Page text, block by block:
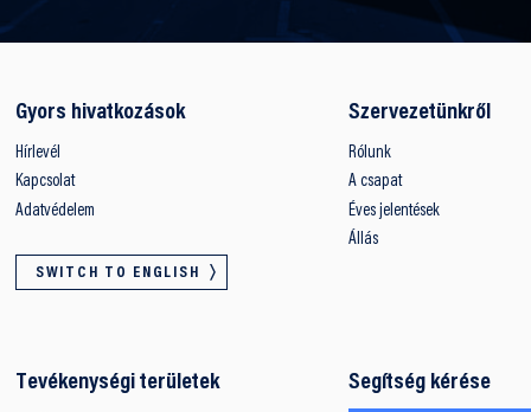
Gyors hivatkozások
Hírlevél
Kapcsolat
Adatvédelem
SWITCH TO ENGLISH
Szervezetünkről
Rólunk
A csapat
Éves jelentések
Állás
Tevékenységi területek Segítség kérése